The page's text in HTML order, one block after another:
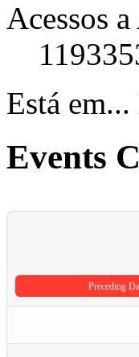
Acessos
Está em...
Events
Preceding